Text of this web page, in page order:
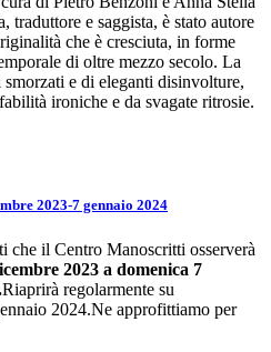
traduttore e saggista, è stato autore
che è cresciuta, in forme
di oltre mezzo secolo. La
e di eleganti disinvolture,
ironiche e da svagate ritrosie.
2023-7 gennaio 2024
che il Centro Manoscritti osserverà
2023 a domenica 7
Riaprirà regolarmente su
2024.Ne approfittiamo per